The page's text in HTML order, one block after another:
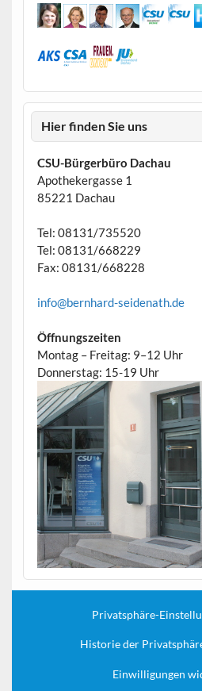
Hier finden Sie uns
CSU-Bürgerbüro Dachau
Apothekergasse 1
85221 Dachau
Tel: 08131/735520
Tel: 08131/668229
Fax: 08131/668228
info@bernhard-seidenath.de
Öffnungszeiten
Montag – Freitag: 9–12 Uhr
Donnerstag: 15-19 Uhr
Privatsphäre-
Historie der
Einwilligungen